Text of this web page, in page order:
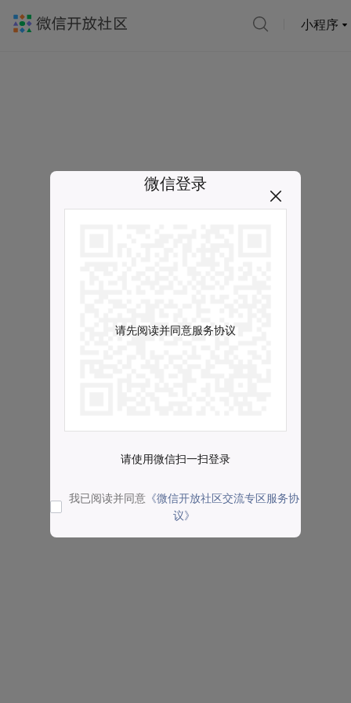
小程序
微信登录
请先阅读并同意服务协议
请使用微信扫一扫登录
我已阅读并同意 《微信开放社区交流专区服务协
议》